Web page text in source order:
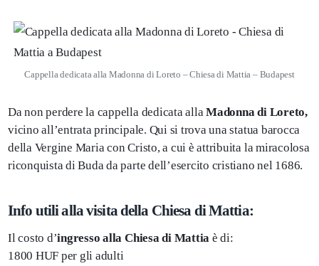
Cappella dedicata alla Madonna di Loreto – Chiesa di Mattia – Budapest
Da non perdere la cappella dedicata allaMadonna di Loreto,
vicino all’entrata principale. Qui si trova una statua barocca
della Vergine Maria con Cristo, a cui è attribuita la miracolosa
riconquista di Buda da parte dell’esercito cristiano nel 1686.
Info utili alla visita della Chiesa di Mattia:
Il costo d’ingresso alla Chiesa di Mattia è di:
1800 HUF per gli adulti